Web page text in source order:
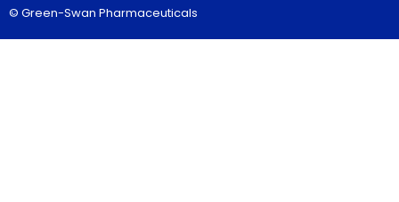
© Green-Swan Pharmaceuticals